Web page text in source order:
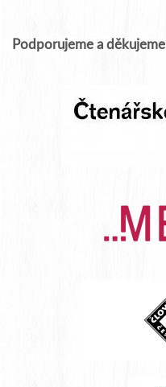
Podporujeme a děkujeme